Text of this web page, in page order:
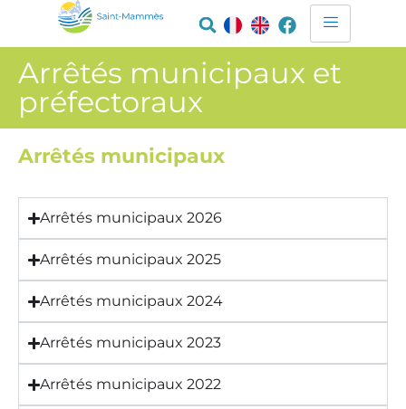
Arrêtés municipaux et
préfectoraux
Arrêtés municipaux
Arrêtés municipaux 2026
Arrêtés municipaux 2025
Arrêtés municipaux 2024
Arrêtés municipaux 2023
Arrêtés municipaux 2022